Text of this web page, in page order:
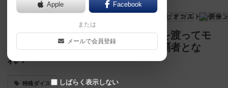
トロルやゾンビから村を守り、海を渡ってモ
ンスターを退治、ミッドガルドの覇者とな
れ！
特殊ダイス
Apple Facebook
または
メールで会員登録
しばらく表示しない